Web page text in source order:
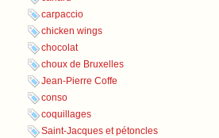
carpaccio
chicken wings
chocolat
choux de Bruxelles
Jean-Pierre Coffe
conso
coquillages
Saint-Jacques et pétoncles